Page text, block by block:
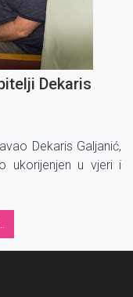
Dekaris
Dekaris Galjanić,
ukorijenjen u vjeri i